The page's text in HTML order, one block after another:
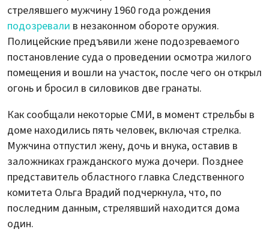
стрелявшего мужчину 1960 года рождения
подозревали в незаконном обороте оружия.
Полицейские предъявили жене подозреваемого
постановление суда о проведении осмотра жилого
помещения и вошли на участок, после чего он открыл
огонь и бросил в силовиков две гранаты.
Как сообщали некоторые СМИ, в момент стрельбы в
доме находились пять человек, включая стрелка.
Мужчина отпустил жену, дочь и внука, оставив в
заложниках гражданского мужа дочери. Позднее
представитель областного главка Следственного
комитета Ольга Врадий подчеркнула, что, по
последним данным, стрелявший находится дома
один.